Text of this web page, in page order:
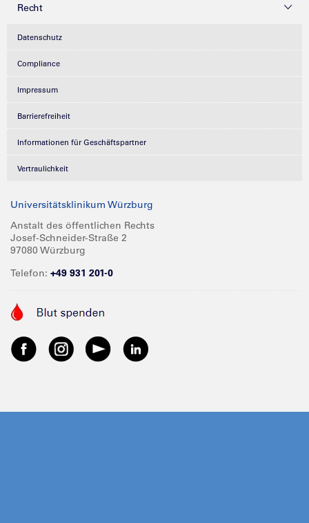
Recht
Datenschutz
Compliance
Impressum
Barrierefreiheit
Informationen für Geschäftspartner
Vertraulichkeit
Universitätsklinikum Würzburg
Anstalt des öffentlichen Rechts
Josef-Schneider-Straße 2
97080 Würzburg
Telefon: +49 931 201-0